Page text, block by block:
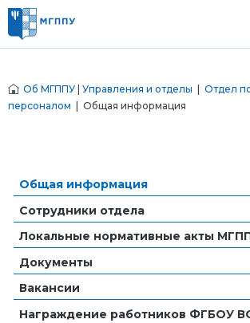
Об МГППУ Управления и отделы
Отдел
персоналом | Общая информация
Общая информация
Сотрудники отдела
Локальные нормативные акты
Документы
Вакансии
Награждение работников ФГБОУ